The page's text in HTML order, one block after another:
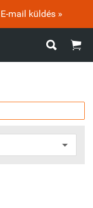
E-mail küldés »
 